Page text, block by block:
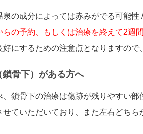
泉の成分によっては赤みがでる可能
らの予約、もしくは治療を終えて2週
好にするための注意点となりますので
鎖骨下）がある方へ
、鎖骨下の治療は傷跡が残りやすい
せていただいており、また左右どち